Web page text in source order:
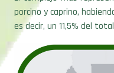
es decir, un 11,5% del